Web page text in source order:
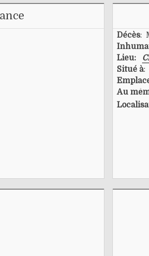
Décès:
Lieu:
Situé à:
Au